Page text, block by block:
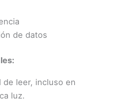
de datos
de leer, incluso en
luz.